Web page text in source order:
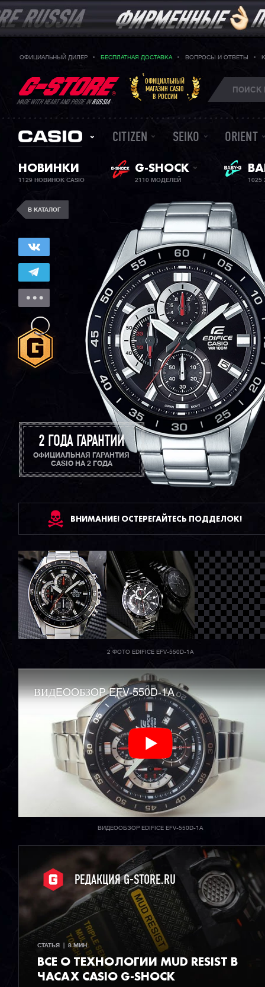
ОФИЦИАЛЬНЫЙ ДИЛЕР БЕСПЛАТНАЯ ДОСТАВКА ВОПРОСЫ И ОТВЕТЫ
MADE WITH HEART AND PRIDE INRUSSIA
ОФИЦИАЛЬНЫЙ
МАГАЗИН CASIO
В РОССИИ
CITIZEN SEIKO ORIENT
НОВИНКИ
1129 НОВИНОК CASIO
G-SHOCK
2110 МОДЕЛЕЙ
В КАТАЛОГ
2 ГОДА ГАРАНТИИ
ОФИЦИАЛЬНАЯ ГАРАНТИЯ
CASIO НА 2 ГОДА
ВНИМАНИЕ! ОСТЕРЕГАЙТЕСЬ ПОДДЕЛОК!
2 ФОТО EDIFICE EFV-550D-1A
ВИДEOOБЗOP EFV-550D-1A
ВИДЕООБЗОР EDIFICE EFV-550D-1A
РЕДАКЦИЯ G-STORE.RU
СТАТЬЯ  |  8 МИН
ВСЕ О ТЕХНОЛОГИИ MUD RESIST В
ЧАСАХ CASIO G-SHOCK